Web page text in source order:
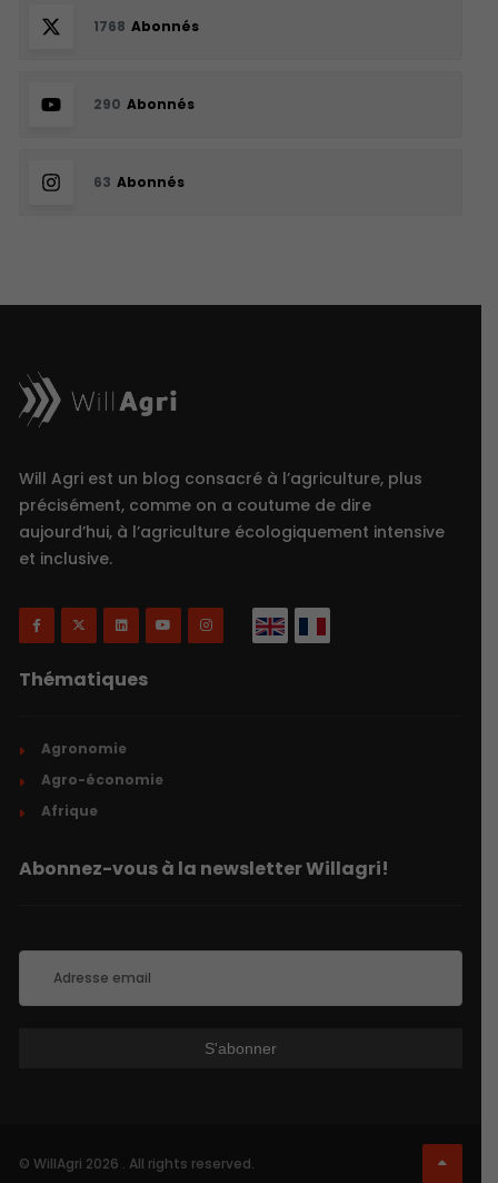
1768 Abonnés
290 Abonnés
63 Abonnés
Will Agri est un blog consacré à l’agriculture, plus
précisément, comme on a coutume de dire
aujourd’hui, à l’agriculture écologiquement intensive
et inclusive.
Thématiques
Agronomie
Agro-économie
Afrique
Abonnez-vous à la newsletter Willagri!
© WillAgri 2026 . All rights reserved.